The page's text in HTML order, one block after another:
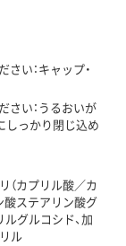
い：キャップ・
い：うるおいが
しっかり閉じ込め
（カプリル酸／カ
酸ステアリン酸グ
ルグルコシド、加
ル